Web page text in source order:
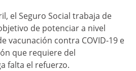
el Seguro Social trabaja de
de potenciar a nivel
vacunación contra COVID-19 e
que requiere del
falta el refuerzo.